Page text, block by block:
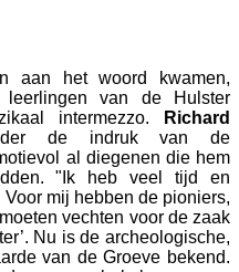
aan het woord kwamen,
leerlingen van de Hulster
intermezzo.
Richard
de indruk van de
al diegenen die hem
"Ik heb veel tijd en
mij hebben de pioniers,
vechten voor de zaak
Nu is de archeologische,
van de Groeve bekend.